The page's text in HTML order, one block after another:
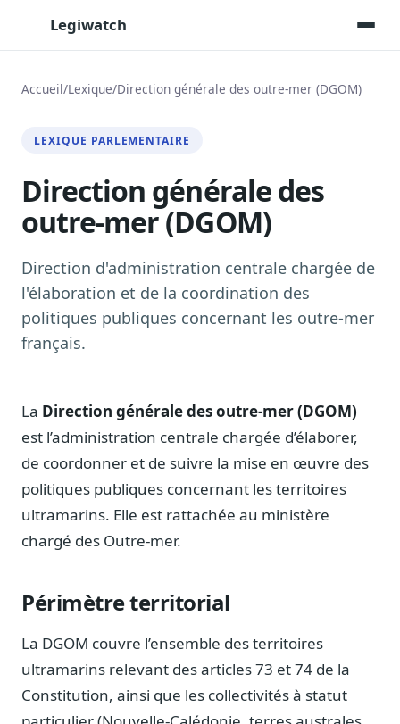
Legiwatch
Posez vos questions, réponses sourcées
Transcriptions IA
Toutes les séances AN/Sénat transcrites
Synthèses IA
Veille des matinales radio
9 interviews politiques, analysées avant 10 h
Alertes personnalisées
Par dossier, personne, mot-clé
Notes, briefings, tableaux de bord
Fiches parlementaires
Parcours, mandats, prises de position
Registre HATVP
Cartographier l'influence sur un dossier
Affaires publiques
Affaires réglementaires
JO, décrets, conseil des ministres, AAI
Fédérations & plaidoyer
Accueil/Lexique/Direction générale des outre-mer (DGOM)
LEXIQUE PARLEMENTAIRE
Direction générale des
outre-mer (DGOM)
Direction d'administration centrale chargée de
l'élaboration et de la coordination des
politiques publiques concernant les outre-mer
français.
La Direction générale des outre-mer (DGOM)
est l’administration centrale chargée d’élaborer,
de coordonner et de suivre la mise en œuvre des
politiques publiques concernant les territoires
ultramarins. Elle est rattachée au ministère
chargé des Outre-mer.
Périmètre territorial
La DGOM couvre l’ensemble des territoires
ultramarins relevant des articles 73 et 74 de la
Constitution, ainsi que les collectivités à statut